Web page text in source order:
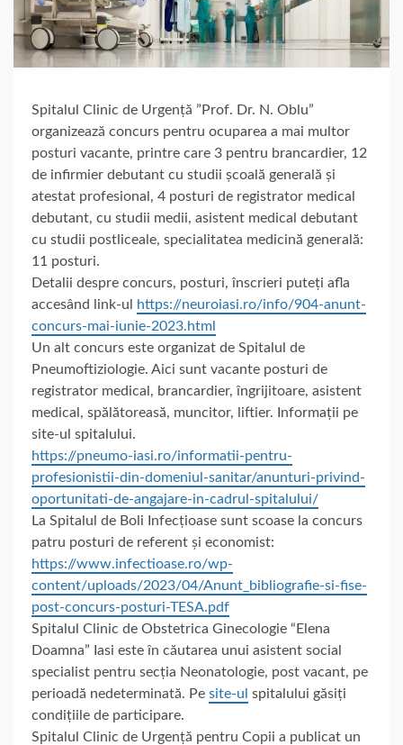
Spitalul Clinic de Urgență ”Prof. Dr. N. Oblu”
organizează concurs pentru ocuparea a mai multor
posturi vacante, printre care 3 pentru brancardier, 12
de infirmier debutant cu studii școală generală și
atestat profesional, 4 posturi de registrator medical
debutant, cu studii medii, asistent medical debutant
cu studii postliceale, specialitatea medicină generală:
11 posturi.
Detalii despre concurs, posturi, înscrieri puteți afla
accesând link-ul
https://neuroiasi.ro/info/904-anunt-
concurs-mai-iunie-2023.html
Un alt concurs este organizat de Spitalul de
Pneumoftiziologie. Aici sunt vacante posturi de
registrator medical, brancardier, îngrijitoare, asistent
medical, spălătoreasă, muncitor, liftier. Informații pe
site-ul spitalului.
https://pneumo-iasi.ro/informatii-pentru-
profesionistii-din-domeniul-sanitar/anunturi-privind-
oportunitati-de-angajare-in-cadrul-spitalului/
La Spitalul de Boli Infecțioase sunt scoase la concurs
patru posturi de referent și economist:
https://www.infectioase.ro/wp-
content/uploads/2023/04/Anunt_bibliografie-si-fise-
post-concurs-posturi-TESA.pdf
Spitalul Clinic de Obstetrica Ginecologie “Elena
Doamna” Iasi este în căutarea unui asistent social
specialist pentru secția Neonatologie, post vacant, pe
perioadă nedeterminată. Pe site-ul spitalului găsiți
condițiile de participare.
Spitalul Clinic de Urgență pentru Copii a publicat un